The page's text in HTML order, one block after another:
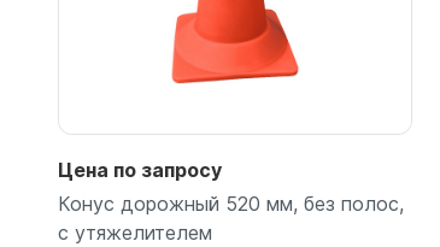
Цена по запросу
Конус дорожный 520 мм, без полос,
с утяжелителем